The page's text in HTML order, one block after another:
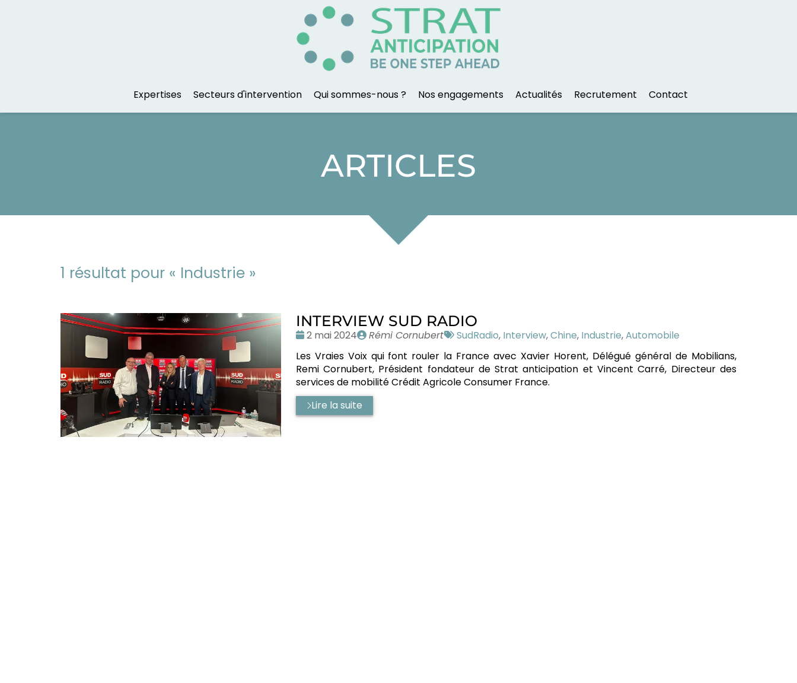
Expertises Secteurs d'intervention Qui sommes-nous ? Nos engagements Actualités Recrutement Contact
ARTICLES
1 résultat pour « Industrie »
INTERVIEW SUD RADIO
Date
2 mai 2024
Publié
Rémi Cornubert
Tags
SudRadio, Interview,Chine, Industrie,Automobile
Les Vraies Voix qui font rouler la France avec Xavier Horent, Délégué général de Mobilians,
Remi Cornubert, Président fondateur de Strat anticipation et Vincent Carré, Directeur des
services de mobilité Crédit Agricole Consumer France.
Lire la suite